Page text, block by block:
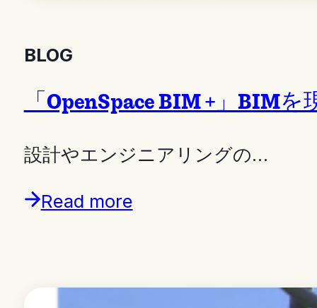
BLOG
「OpenSpace BIM +」BIMを
設計やエンジニアリングの…
Read more